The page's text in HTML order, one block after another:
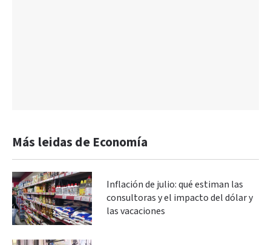
Más leidas de Economía
Inflación de julio: qué estiman las
consultoras y el impacto del dólar y
las vacaciones